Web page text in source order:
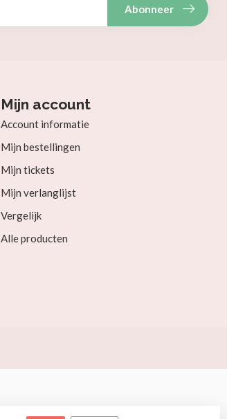
Abonneer
Mijn account
Account informatie
Mijn bestellingen
Mijn tickets
Mijn verlanglijst
Vergelijk
Alle producten